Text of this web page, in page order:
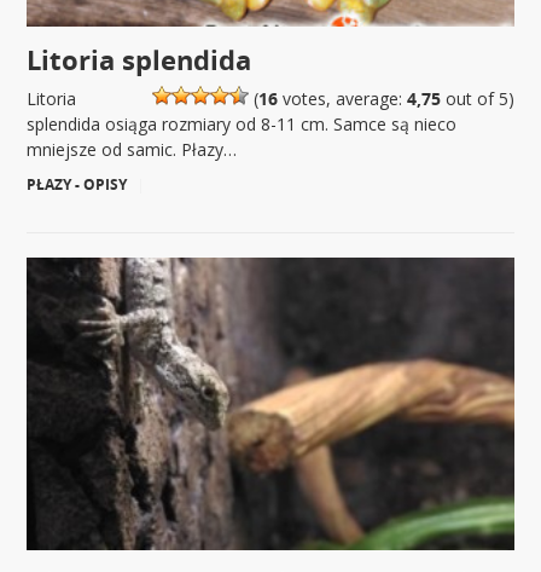
Litoria splendida
(16votes, average: 4,75out of 5)
Litoria
splendida osiąga rozmiary od 8-11 cm. Samce są nieco
mniejsze od samic. Płazy…
PŁAZY - OPISY